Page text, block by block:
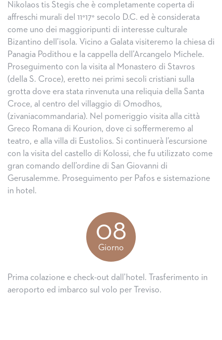
Nikolaos tis Stegis che è completamente coperta di
affreschi murali del 11°17° secolo D.C. ed è considerata
come uno dei maggioripunti di interesse culturale
Bizantino dell’isola. Vicino a Galata visiteremo la chiesa di
Panagia Podithou e la cappella dell’Arcangelo Michele.
Proseguimento con la visita al Monastero di Stavros
(della S. Croce), eretto nei primi secoli cristiani sulla
grotta dove era stata rinvenuta una reliquia della Santa
Croce, al centro del villaggio di Omodhos,
(zivaniacommandaria). Nel pomeriggio visita alla città
Greco Romana di Kourion, dove ci soffermeremo al
teatro, e alla villa di Eustolios. Si continuerà l’escursione
con la visita del castello di Kolossi, che fu utilizzato come
gran comando dell’ordine di San Giovanni di
Gerusalemme. Proseguimento per Pafos e sistemazione
in hotel.
08
Giorno
Prima colazione e check-out dall’hotel. Trasferimento in
aeroporto ed imbarco sul volo per Treviso.